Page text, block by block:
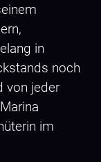
in
noch
von jeder
im